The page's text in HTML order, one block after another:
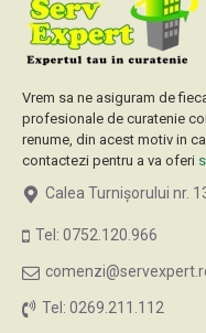
Vrem sa ne asiguram de
profesionale de curatenie
renume, din acest motiv in
contactezi pentru a va oferi
Calea Turnișorului nr.
Tel: 0752.120.966
Tel: 0269.211.112